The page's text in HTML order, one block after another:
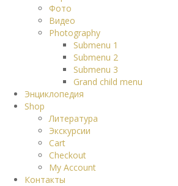
Фото
Видео
Photography
Submenu 1
Submenu 2
Submenu 3
Grand child menu
Энциклопедия
Shop
Литература
Экскурсии
Cart
Checkout
My Account
Контакты